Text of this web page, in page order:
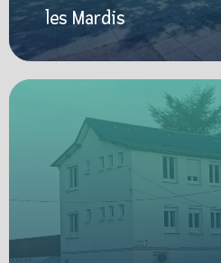
les Mardis